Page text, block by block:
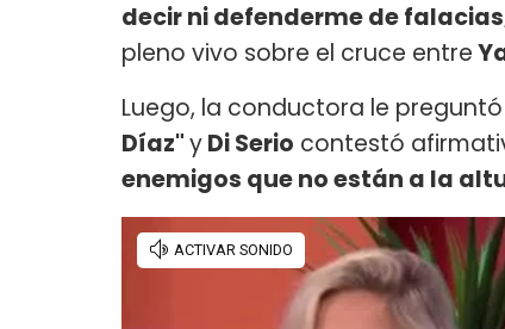
decir ni defenderme de
pleno vivo sobre el cruce entre
Luego, la conductora le preguntó
Díaz"yDi Serio contestó
enemigos que no están a la